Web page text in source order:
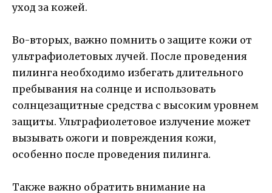
уход за кожей.
Во-вторых, важно помнить о защите кожи от
ультрафиолетовых лучей. После проведения
пилинга необходимо избегать длительного
пребывания на солнце и использовать
солнцезащитные средства с высоким уровнем
защиты. Ультрафиолетовое излучение может
вызывать ожоги и повреждения кожи,
особенно после проведения пилинга.
Также важно обратить внимание на